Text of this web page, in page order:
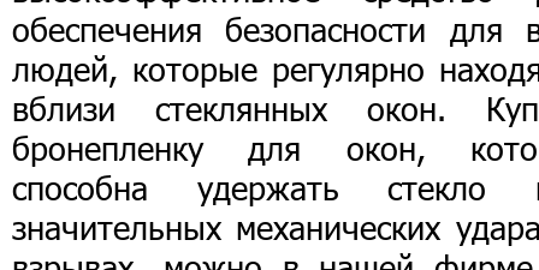
обеспечения безопасности для
людей, которые регулярно
вблизи стеклянных окон.
бронепленку для окон,
способна удержать стекло
значительных механических